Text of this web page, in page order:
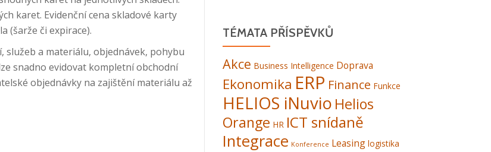
karet. Evidenční cena skladové karty
(šarže či expirace).
služeb a materiálu, objednávek, pohybu
snadno evidovat kompletní obchodní
objednávky na zajištění materiálu až
TÉMATA PŘÍSPĚVKŮ
Akce Business Intelligence Doprava
Ekonomika ERP Finance Funkce
HELIOS iNuvio Helios
Orange HR ICT snídaně
Integrace Konference Leasing logistika